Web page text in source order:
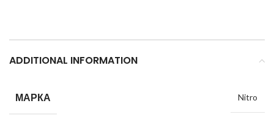
ADDITIONAL INFORMATION
МАРКА Nitro